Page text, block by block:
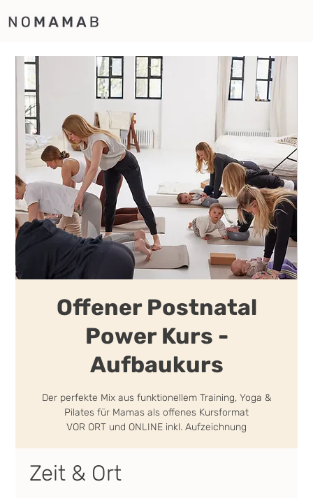
Offener Postnatal
Power Kurs -
Aufbaukurs
Der perfekte Mix aus funktionellem Training, Yoga &
Pilates für Mamas als offenes Kursformat
VOR ORT und ONLINE inkl. Aufzeichnung
Zeit & Ort